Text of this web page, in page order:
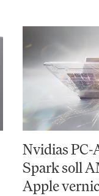
Nvidias
Spark soll
Apple